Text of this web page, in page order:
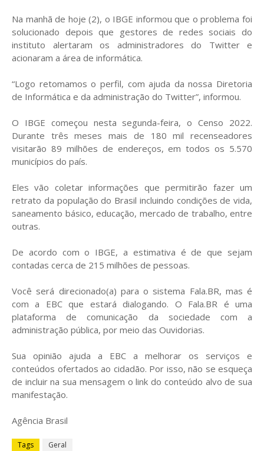
Na manhã de hoje (2), o IBGE informou que o problema foi
solucionado depois que gestores de redes sociais do
instituto alertaram os administradores do Twitter e
acionaram a área de informática.
“Logo retomamos o perfil, com ajuda da nossa Diretoria
de Informática e da administração do Twitter”, informou.
O IBGE começou nesta segunda-feira, o Censo 2022.
Durante três meses mais de 180 mil recenseadores
visitarão 89 milhões de endereços, em todos os 5.570
municípios do país.
Eles vão coletar informações que permitirão fazer um
retrato da população do Brasil incluindo condições de vida,
saneamento básico, educação, mercado de trabalho, entre
outras.
De acordo com o IBGE, a estimativa é de que sejam
contadas cerca de 215 milhões de pessoas.
Você será direcionado(a) para o sistema Fala.BR, mas é
com a EBC que estará dialogando. O Fala.BR é uma
plataforma de comunicação da sociedade com a
administração pública, por meio das Ouvidorias.
Sua opinião ajuda a EBC a melhorar os serviços e
conteúdos ofertados ao cidadão. Por isso, não se esqueça
de incluir na sua mensagem o link do conteúdo alvo de sua
manifestação.
Agência Brasil
Tags Geral